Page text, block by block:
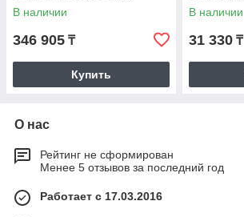
В наличии
346 905 ₸
Купить
В наличии
31 330 ₸
О нас
Рейтинг не сформирован
Менее 5 отзывов за последний год
Работает с 17.03.2016